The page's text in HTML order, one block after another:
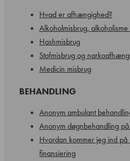
Hvad er afhængighed?
Alkoholmisbrug,
Hashmisbrug
Stofmisbrug og
Medicin misbrug
BEHANDLING
Anonym ambulant
Anonym døgnbehandling på
Hvordan kommer jeg ind på
finansiering